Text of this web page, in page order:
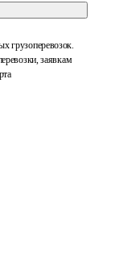
грузоперевозок.
заявкам